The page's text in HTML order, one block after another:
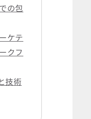
の包
ケテ
クフ
技術